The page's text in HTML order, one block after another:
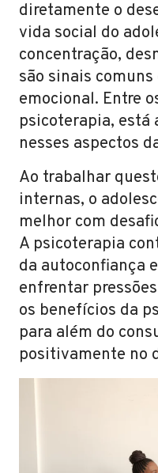
diretamente o
vida social do
concentração,
são sinais
emocional. Entre
psicoterapia,
nesses aspectos
Ao trabalhar
internas, o
melhor com
A psicoterapia
da autoconfiança
enfrentar
os benefícios da
para além do
positivamente no